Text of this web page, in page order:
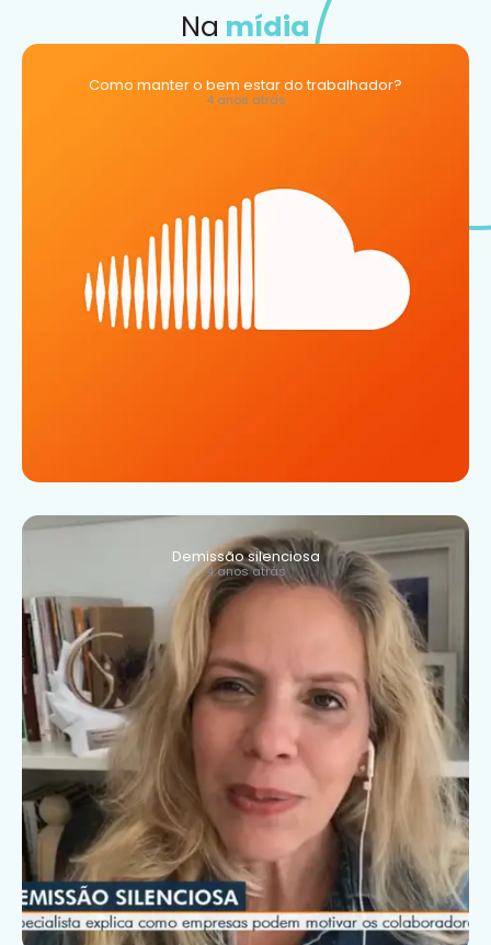
Na mídia
Como manter o bem estar do trabalhador?
4 anos atrás
Demissão silenciosa
4 anos atrás